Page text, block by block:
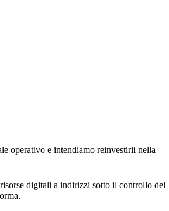
operativo e intendiamo reinvestirli nella
digitali a indirizzi sotto il controllo del